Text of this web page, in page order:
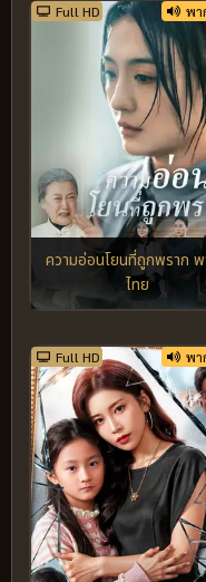
Full HD พา
ความอ่อนโยนที่ถูกพราก
ไทย
Full HD พา